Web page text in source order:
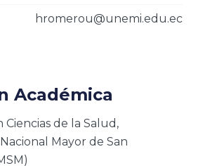
hromerou@unemi.edu.ec
Académica
Ciencias de la Salud,
Mayor de San